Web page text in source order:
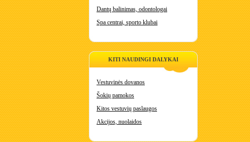
Dantų balinimas, odontologai
Spa centrai, sporto klubai
KITI NAUDINGI DALYKAI
Vestuvinės dovanos
Šokių pamokos
Kitos vestuvių paslaugos
Akcijos, nuolaidos